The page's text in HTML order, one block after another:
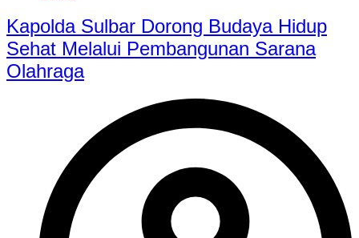
Kapolda Sulbar Dorong Budaya Hidup
Sehat Melalui Pembangunan Sarana
Olahraga